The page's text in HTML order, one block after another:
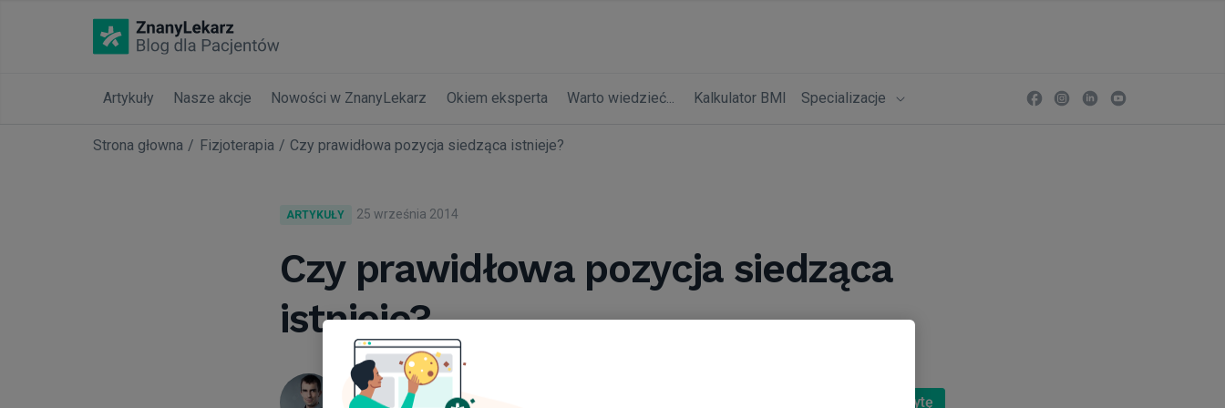
Artykuły Nasze akcje Nowości w ZnanyLekarz Okiem eksperta Warto wiedzieć... Kalkulator BMI Specializacje
Strona głowna Fizjoterapia Czy prawidłowa pozycja siedząca istnieje?
ARTYKUŁY 25 września 2014
Czy prawidłowa pozycja siedząca
istnieje?
Daniel Kawka
Umów wizytę